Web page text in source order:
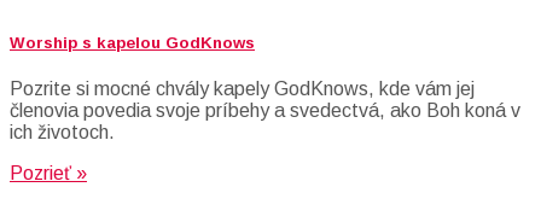
Worship s kapelou GodKnows
Pozrite si mocné chvály kapely GodKnows, kde vám jej
členovia povedia svoje príbehy a svedectvá, ako Boh koná v
ich životoch.
Pozrieť »